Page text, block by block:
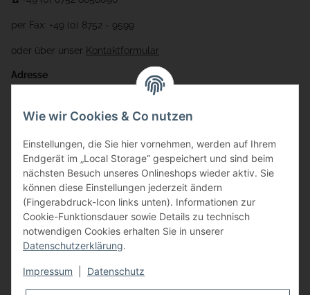
per Fax: +49 (0) 8752 - 9599
oder über unser Kontaktformular
Adresse
Gewerbering 17
84072 Au i.d. Hallertau
info@bauer-tore.de
Vertrag widerrufen
Wie wir Cookies & Co nutzen
Einstellungen, die Sie hier vornehmen, werden auf Ihrem
Endgerät im „Local Storage“ gespeichert und sind beim
nächsten Besuch unseres Onlineshops wieder aktiv. Sie
können diese Einstellungen jederzeit ändern
(Fingerabdruck-Icon links unten). Informationen zur
Cookie-Funktionsdauer sowie Details zu technisch
notwendigen Cookies erhalten Sie in unserer
Datenschutzerklärung.
Impressum Datenschutz